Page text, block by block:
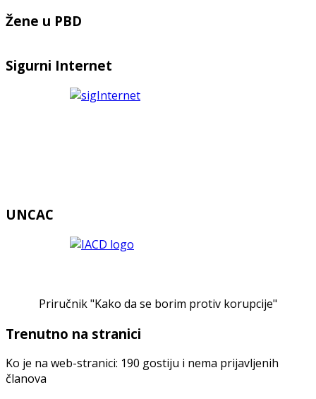
Žene u PBD
Sigurni Internet
UNCAC
Priručnik "Kako da se borim protiv korupcije"
Trenutno na stranici
Ko je na web-stranici: 190 gostiju i nema prijavljenih
članova